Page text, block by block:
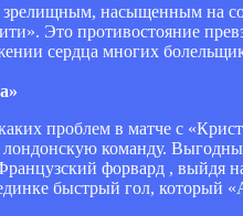
насыщенным на
Это противостояние
сердца многих
проблем в матче с
команду.
форвард , выйдя
быстрый гол, который